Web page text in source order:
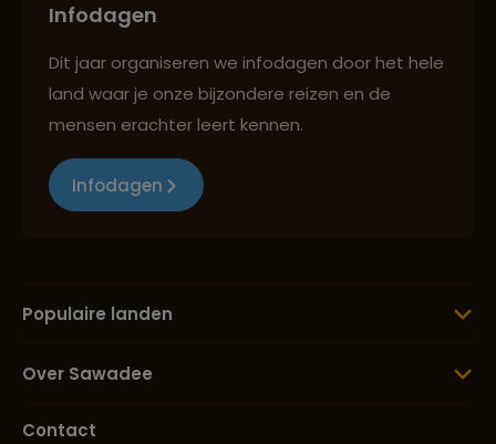
Infodagen
Dit jaar organiseren we infodagen door het hele
land waar je onze bijzondere reizen en de
mensen erachter leert kennen.
Infodagen
Populaire landen
Over Sawadee
Contact